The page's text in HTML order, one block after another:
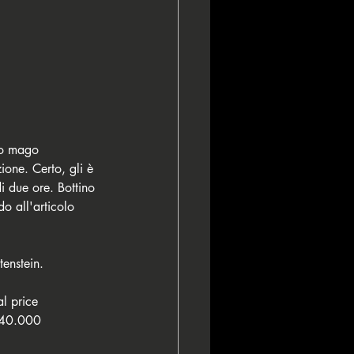
mago
Certo, gli è
due ore. Bottino
all'articolo
price